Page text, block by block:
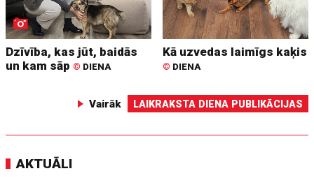
Dzīvība, kas jūt, baidās
un kam sāp © DIENA
Kā uzvedas laimīgs kaķis
© DIENA
Vairāk LAIKRAKSTA DIENA PUBLIKĀCIJAS
AKTUĀLI